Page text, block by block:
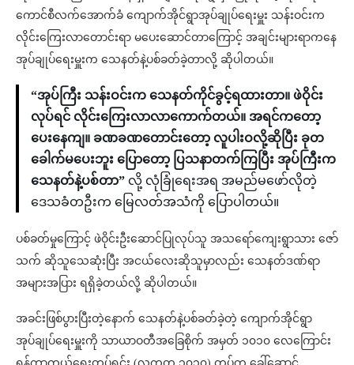
ကောင်စီလက်အောက်ခံ ကျောက်အိုင်ရွာအုပ်ချုပ်ရေးမှူး သန်းဝင်းက
လိုင်းကြေးလာတောင်းရာ မပေးဆောင်တာကြောင့် အချင်းများရာကနေ
အုပ်ချုပ်ရေးမှူးက သေနတ်နဲ့ပစ်ခတ်ခဲ့တာလို့ ဆိုပါတယ်။
“အုပ်ကြီး သန်းဝင်းက သေနတ်ကိုင်ခွင့်ရထားတာ။ ဖဲဝိုင်း
လုပ်ရင် လိုင်းကြေးလာလာကောက်တယ်။ အရင်ကတော့
ပေးနေကျ။ ခဏခဏတောင်းတော့ လူပါးဝလို့ဆိုပြီး ခုတ
ခေါက်မပေးဘူး ပြောတော့ ပြသနာတက်ကြပြီး အုပ်ကြီးက
သေနတ်နဲ့ပစ်တာ” လို့ လုံခြုံရေးအရ အမည်မဖော်လိုတဲ့
ဒေသခံတဦးက မြေလတ်အသံကို ပြောပါတယ်။
ပစ်ခတ်မှုကြောင့် ဖဲဝိုင်းဦးဆောင်ပြုလုပ်သူ အသရော်ကျေးရွာသား ဇော်
သက် ဆိုသူသေဆုံးပြီး အငယ်လေးဆိုသူမှာလည်း သေနတ်ဒဏ်ရာ
အများအပြား ရရှိခဲ့တယ်လို့ ဆိုပါတယ်။
အခင်းဖြစ်ပွားပြီးတဲ့နောက် သေနတ်နဲ့ပစ်ခတ်ခဲ့တဲ့ ကျောက်အိုင်ရွာ
အုပ်ချုပ်ရေးမှူးကို သာယာဝတီအခြေစိုက် အမှတ် ၁၀၁၀ လေကြောင်း
ရန်ကာကွယ်ရေးတပ်ရင်း (လကတ ၁၀၁၀) တပ်က ခေါ်ဆောင်